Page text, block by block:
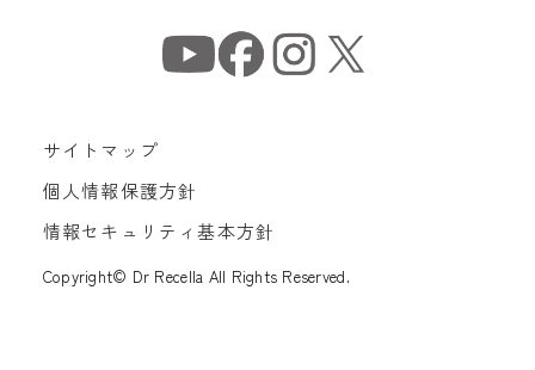
サイトマップ
個人情報保護方針
情報セキュリティ基本方針
Copyright© Dr Recella All Rights Reserved.